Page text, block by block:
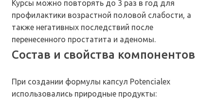
Курсы можно повторять до 3 раз в год для
профилактики возрастной половой слабости, а
также негативных последствий после
перенесенного простатита и аденомы.
Состав и свойства компонентов
При создании формулы капсул Potencialex
использовались природные продукты: